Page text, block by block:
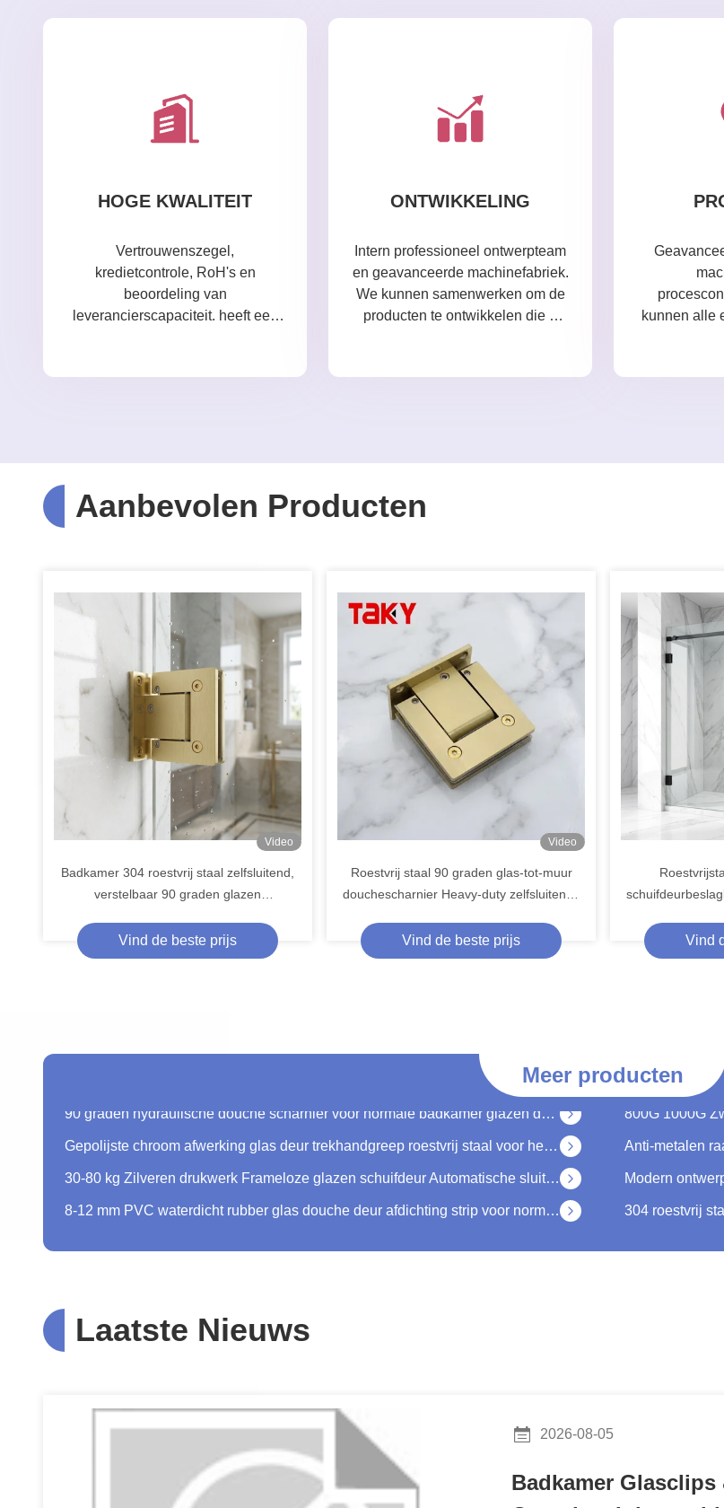
HOGE KWALITEIT
Vertrouwenszegel,
kredietcontrole, RoH's en
beoordeling van
leverancierscapaciteit. heeft een
testlaboratorium.
ONTWIKKELING
Intern professioneel ontwerpteam
en geavanceerde machinefabriek.
We kunnen samenwerken om de
producten te ontwikkelen die u
kunnen alle
Aanbevolen Producten
Video
Badkamer 304 roestvrij staal zelfsluitend,
verstelbaar 90 graden glazen
Vind de beste prijs
Video
Roestvrij staal 90 graden glas-tot-muur
douchescharnier Heavy-duty zelfsluitende
Vind de beste prijs Vind
Meer producten
90 graden hydraulische douche scharnier voor normale badkamer glazen deur in sliver aluminium
Gepolijste chroom afwerking glas deur trekhandgreep roestvrij staal voor hedendaagse stijl
30-80 kg Zilveren drukwerk Frameloze glazen schuifdeur Automatische sluiter Pneumatische terugschuif
8-12 mm PVC waterdicht rubber glas douche deur afdichting strip voor normale lengte 2200/2400mm
Moderne 8 inch 200mm H douche deur handvat voor glazen deur in SS304 Pools afwerking
8-12 mm PVC waterdicht U-type rubber glas douche deur afdichting strip voor transparante deuren
Laatste Nieuws
2026-08-05
Badkamer